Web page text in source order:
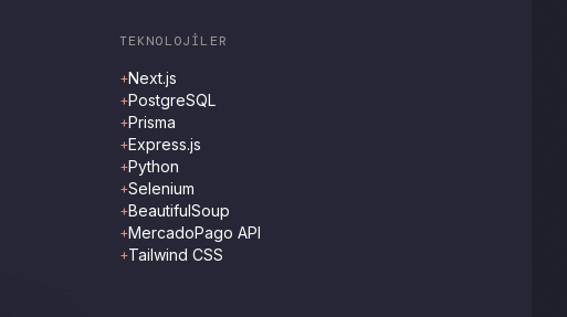
TEKNOLOJILER
+Next.js
+PostgreSQL
+Prisma
+Express.js
+Python
+Selenium
+BeautifulSoup
+MercadoPago API
+Tailwind CSS